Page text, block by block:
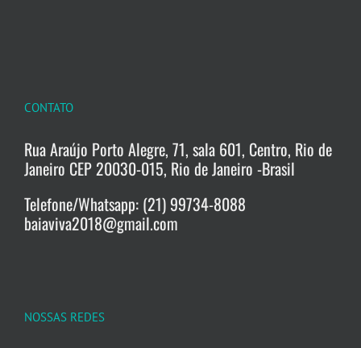
CONTATO
Rua Araújo Porto Alegre, 71, sala 601, Centro, Rio de
Janeiro CEP 20030-015, Rio de Janeiro -Brasil
Telefone/Whatsapp: (21) 99734-8088
baiaviva2018@gmail.com
NOSSAS REDES